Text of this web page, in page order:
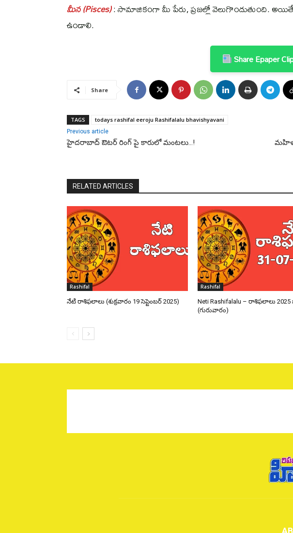
మీన (Pisces): సామాజికంగా మీ పేరు, ప్రజల్లో వెలుగొందుతుంది.
ఉండాలి.
Share Epaper
Share
TAGS todays rashifal eeroju Rashifalalu bhavishyavani
Previous article
హైదరాబాద్ ఔటర్ రింగ్ పై కారులో మంటలు…!
మహిళా
RELATED ARTICLES
Rashifal
నేటి రాశిఫలాలు (శుక్రవారం 19 సెప్టెంబర్ 2025)
Rashifal
Neti Rashifalalu – రాశిఫలాలు 2025
(గురువారం)